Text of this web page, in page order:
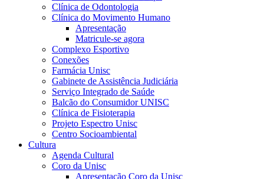
Clínica de Odontologia
Clínica do Movimento Humano
Apresentação
Matricule-se agora
Complexo Esportivo
Conexões
Farmácia Unisc
Gabinete de Assistência Judiciária
Serviço Integrado de Saúde
Balcão do Consumidor UNISC
Clínica de Fisioterapia
Projeto Espectro Unisc
Centro Socioambiental
Cultura
Agenda Cultural
Coro da Unisc
Apresentação Coro da Unisc